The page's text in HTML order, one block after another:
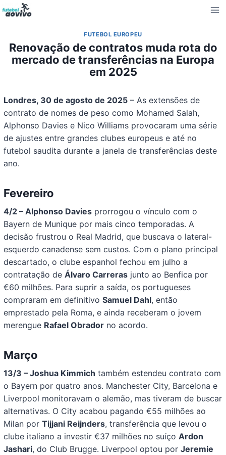
Pular
para
Conteúdo
FUTEBOL EUROPEU
Renovação de contratos muda rota do
mercado de transferências na Europa
em 2025
Londres, 30 de agosto de 2025 – As extensões de
contrato de nomes de peso como Mohamed Salah,
Alphonso Davies e Nico Williams provocaram uma série
de ajustes entre grandes clubes europeus e até no
futebol saudita durante a janela de transferências deste
ano.
Fevereiro
4/2 – Alphonso Davies prorrogou o vínculo com o
Bayern de Munique por mais cinco temporadas. A
decisão frustrou o Real Madrid, que buscava o lateral-
esquerdo canadense sem custos. Com o plano principal
descartado, o clube espanhol fechou em julho a
contratação deÁlvaro Carreras junto ao Benfica por
€60 milhões. Para suprir a saída, os portugueses
compraram em definitivoSamuel Dahl, então
emprestado pela Roma, e ainda receberam o jovem
merengue Rafael Obrador no acordo.
Março
13/3 – Joshua Kimmich também estendeu contrato com
o Bayern por quatro anos. Manchester City, Barcelona e
Liverpool monitoravam o alemão, mas tiveram de buscar
alternativas. O City acabou pagando €55 milhões ao
Milan porTijjani Reijnders, transferência que levou o
clube italiano a investir €37 milhões no suíçoArdon
Jashari, do Club Brugge. Liverpool optou porJeremie